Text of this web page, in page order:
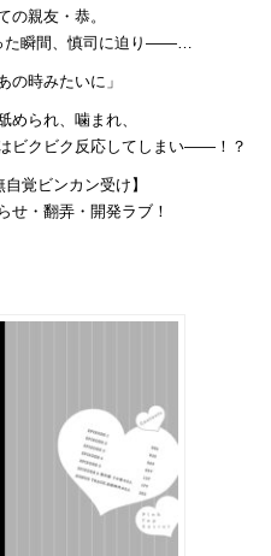
の親友・恭。
た瞬間、慎司に迫り――…
の時みたいに」
められ、噛まれ、
ビクビク反応してしまい――！？
覚ビンカン受け】
せ・翻弄・開発ラブ！